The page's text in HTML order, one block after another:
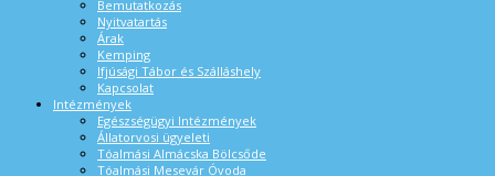
Bemutatkozás
Nyitvatartás
Árak
Kemping
Ifjúsági Tábor és Szálláshely
Kapcsolat
Intézmények
Egészségügyi Intézmények
Állatorvosi ügyeleti
Tóalmási Almácska Bölcsőde
Tóalmási Mesevár Óvoda